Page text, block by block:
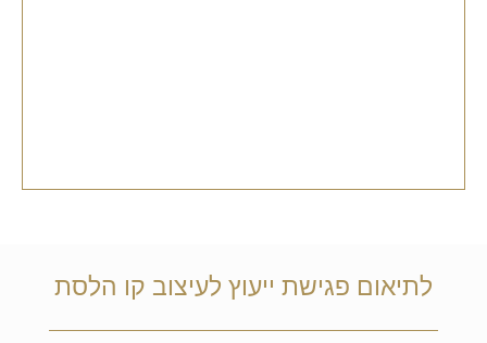
לתיאום פגישת ייעוץ לעיצוב קו הלסת